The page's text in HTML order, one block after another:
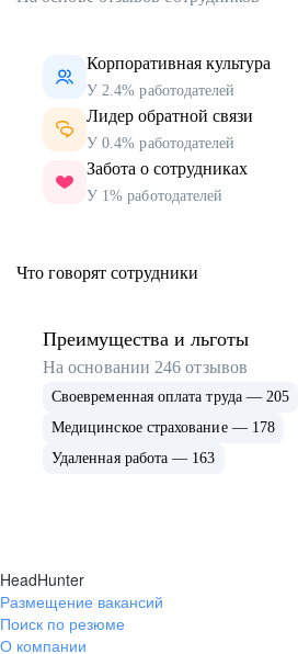
Корпоративная культура
У 2.4% работодателей
Лидер обратной связи
У 0.4% работодателей
Забота о сотрудниках
У 1% работодателей
Что говорят сотрудники
Преимущества и льготы
На основании 246 отзывов
Своевременная оплата труда — 205
Медицинское страхование — 178
Удаленная работа — 163
HeadHunter
Размещение вакансий
Поиск по резюме
О компании